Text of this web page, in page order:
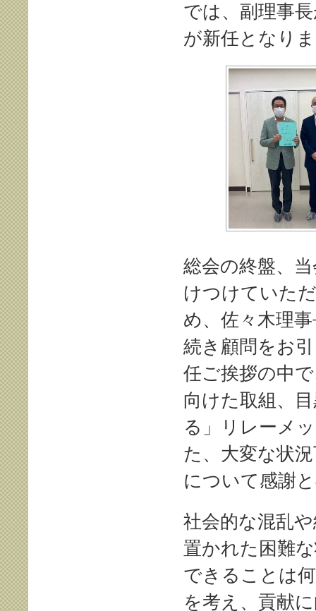
では、副理事
が新任となり
総会の終盤、
けつけていた
め、佐々木理
続き顧問をお
任ご挨拶の中
向けた取組、
る」リレーメ
た、大変な状
について感謝
社会的な混乱
置かれた困難
できることは
を考え、貢献